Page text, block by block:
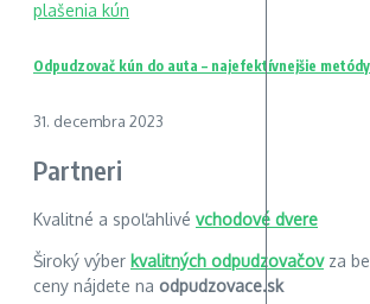
Odpudzovač kún do auta – najefektívnejšie
31. decembra 2023
Partneri
Kvalitné a spoľahlivé vchodové dvere
Široký výber kvalitných odpudzovačovza
ceny nájdete na odpudzovace.sk